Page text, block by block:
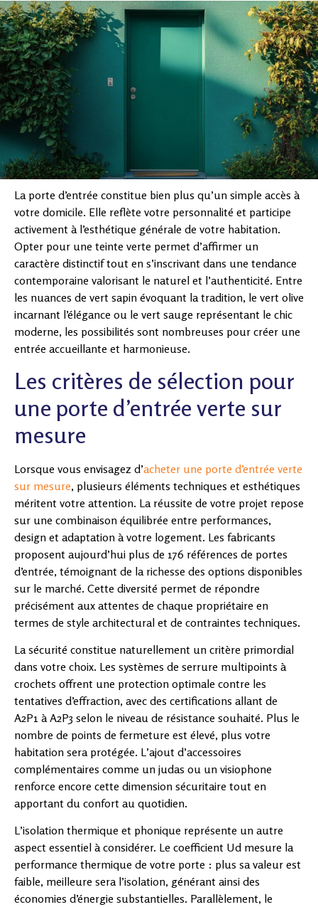
La porte d’entrée constitue bien plus qu’un simple accès à
votre domicile. Elle reflète votre personnalité et participe
activement à l’esthétique générale de votre habitation.
Opter pour une teinte verte permet d’affirmer un
caractère distinctif tout en s’inscrivant dans une tendance
contemporaine valorisant le naturel et l’authenticité. Entre
les nuances de vert sapin évoquant la tradition, le vert olive
incarnant l’élégance ou le vert sauge représentant le chic
moderne, les possibilités sont nombreuses pour créer une
entrée accueillante et harmonieuse.
Les critères de sélection pour
une porte d’entrée verte sur
mesure
Lorsque vous envisagez d’acheter une porte d’entrée verte
sur mesure, plusieurs éléments techniques et esthétiques
méritent votre attention. La réussite de votre projet repose
sur une combinaison équilibrée entre performances,
design et adaptation à votre logement. Les fabricants
proposent aujourd’hui plus de 176 références de portes
d’entrée, témoignant de la richesse des options disponibles
sur le marché. Cette diversité permet de répondre
précisément aux attentes de chaque propriétaire en
termes de style architectural et de contraintes techniques.
La sécurité constitue naturellement un critère primordial
dans votre choix. Les systèmes de serrure multipoints à
crochets offrent une protection optimale contre les
tentatives d’effraction, avec des certifications allant de
A2P1 à A2P3 selon le niveau de résistance souhaité. Plus le
nombre de points de fermeture est élevé, plus votre
habitation sera protégée. L’ajout d’accessoires
complémentaires comme un judas ou un visiophone
renforce encore cette dimension sécuritaire tout en
apportant du confort au quotidien.
L’isolation thermique et phonique représente un autre
aspect essentiel à considérer. Le coefficient Ud mesure la
performance thermique de votre porte : plus sa valeur est
faible, meilleure sera l’isolation, générant ainsi des
économies d’énergie substantielles. Parallèlement, le